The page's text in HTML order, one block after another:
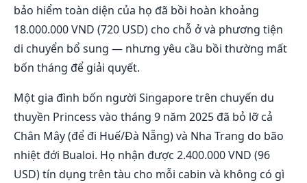
bảo hiểm toàn diện của họ đã bồi hoàn khoảng
18.000.000 VND (720 USD) cho chỗ ở và phương tiện
di chuyển bổ sung — nhưng yêu cầu bồi thường mất
bốn tháng để giải quyết.
Một gia đình bốn người Singapore trên chuyến du
thuyền Princess vào tháng 9 năm 2025 đã bỏ lỡ cả
Chân Mây (để đi Huế/Đà Nẵng) và Nha Trang do bão
nhiệt đới Bualoi. Họ nhận được 2.400.000 VND (96
USD) tín dụng trên tàu cho mỗi cabin và không có gì